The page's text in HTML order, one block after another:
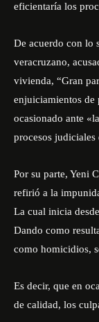
eficientaría los
De acuerdo con lo
veracruzano,
vivienda, “Gran
enjuiciamientos de
ocasionado ante
procesos judiciales
Por su parte, Yeni
refirió a la
La cual inicia
Dando como
como homicidios,
Es decir, que en
de calidad, los